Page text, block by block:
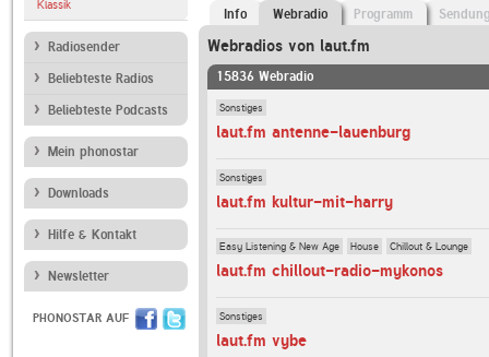
Klassik
Radiosender
Beliebteste Radios
Beliebteste Podcasts
Mein phonostar
Downloads
Hilfe & Kontakt
Newsletter
PHONOSTAR AUF
Info Webradio Programm
Webradios von laut.fm
15836 Webradio
Sonstiges
laut.fm antenne-lauenburg
Sonstiges
laut.fm kultur-mit-harry
Easy Listening & New Age House Chillout & Lounge
laut.fm chillout-radio-mykonos
Sonstiges
laut.fm vybe